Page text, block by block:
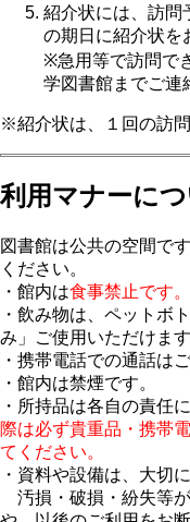
紹介状には、訪問
の期日に紹介状を
※急用等で訪問で
学図書館までご連
※紹介状は、１回の訪問
利用マナーに
図書館は公共の空間で
ください。
・館内は食事禁止です。
・飲み物は、ペットボ
み」ご使用いただけます
・携帯電話での通話は
・館内は禁煙です。
・所持品は各自の責任
際は必ず貴重品・携帯
てください。
・資料や設備は、大切
汚損・破損・紛失等